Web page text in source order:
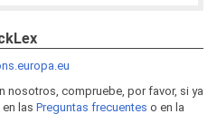
nosotros, compruebe, por favor, si ya
las Preguntas frecuentes o en la